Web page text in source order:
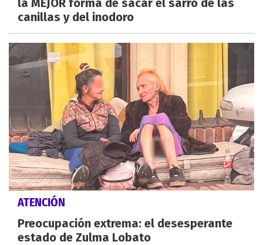
la MEJOR forma de sacar el sarro de las
canillas y del inodoro
ATENCIÓN
Preocupación extrema: el desesperante
estado de Zulma Lobato